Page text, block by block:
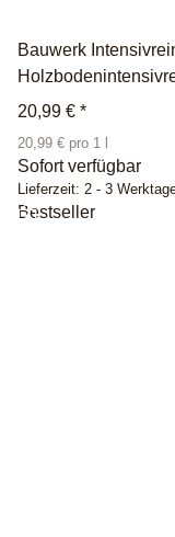
Bauwerk
20,99 € *
20,99 € pro 1 l
Sofort verfügbar
Lieferzeit: 2 - 3
Bestseller